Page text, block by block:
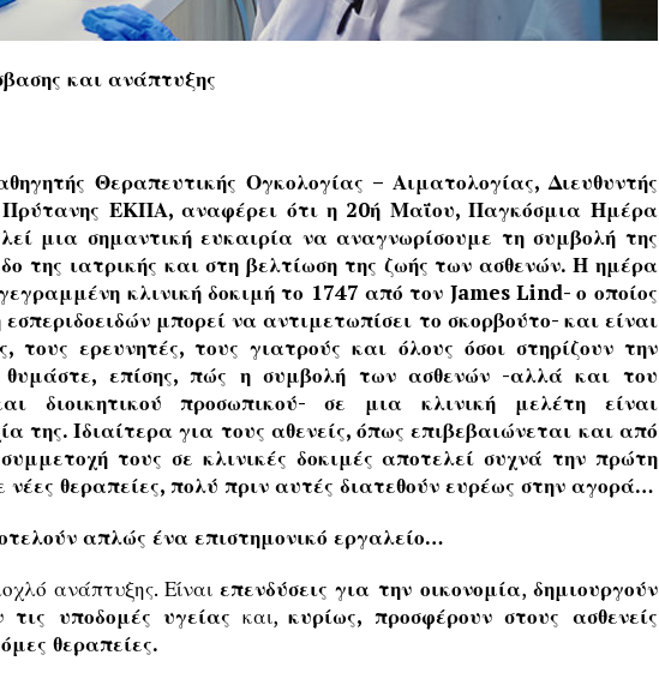
και ανάπτυξης
Θεραπευτικής Ογκολογίας – Αιματολογίας, Διευθυντής
Πρύτανης ΕΚΠΑ, αναφέρει ότι η 20ή Μαΐου, Παγκόσμια Ημέρα
μια σημαντική ευκαιρία να αναγνωρίσουμε τη συμβολή της
της ιατρικής και στη βελτίωση της ζωής των ασθενών. Η ημέρα
κλινική δοκιμή το 1747 από τον James Lind- ο οποίος
μπορεί να αντιμετωπίσει το σκορβούτο- και είναι
τους ερευνητές, τους γιατρούς και όλους όσοι στηρίζουν την
θυμάστε, επίσης, πώς η συμβολή των ασθενών -αλλά και του
διοικητικού προσωπικού- σε μια κλινική μελέτη είναι
της. Ιδιαίτερα για τους αθενείς, όπως επιβεβαιώνεται και από
τους σε κλινικές δοκιμές αποτελεί συχνά την πρώτη
νέες θεραπείες, πολύ πριν αυτές διατεθούν ευρέως στην αγορά…
απλώς ένα επιστημονικό εργαλείο…
ανάπτυξης. Είναι επενδύσεις για την οικονομία, δημιουργούν
τις υποδομές υγείας και,κυρίως, προσφέρουν στους ασθενείς
θεραπείες.